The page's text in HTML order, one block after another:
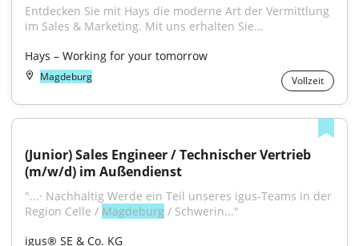
Entdecken Sie mit Hays die moderne Art der Vermittlung
im Sales & Marketing. Mit uns erhalten Sie...
Hays – Working for your tomorrow
Magdeburg Vollzeit
(Junior) Sales Engineer / Technischer Vertrieb
(m/w/d) im Außendienst
"...· Nachhaltig Werde ein Teil unseres igus-Teams in der
Region Celle / Magdeburg / Schwerin..."
igus® SE & Co. KG